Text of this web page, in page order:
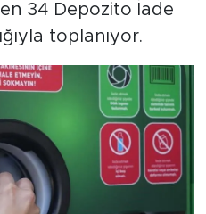
34 Depozito İade
toplanıyor.